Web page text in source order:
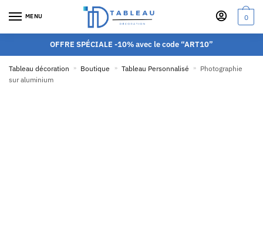
MENU 0
OFFRE SPÉCIALE -10% avec le code “ART10”
Tableau décoration » Boutique » Tableau Personnalisé »
Photographie
sur aluminium